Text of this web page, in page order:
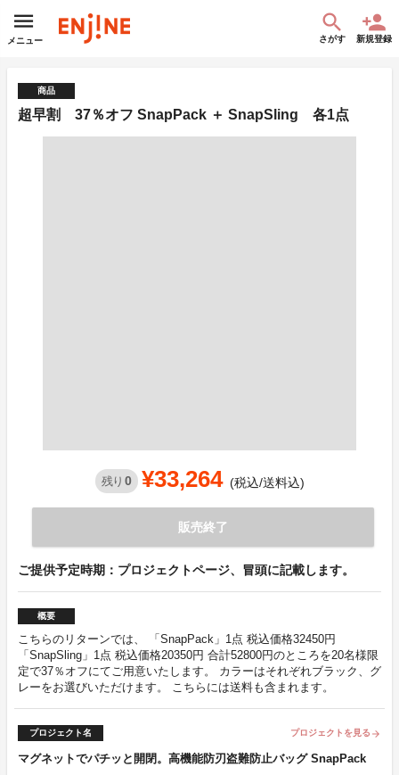
メニュー さがす 新規登録
商品
超早割 37％オフ SnapPack ＋ SnapSling 各1点
残り 0 ¥33,264 (税込/送料込)
販売終了
ご提供予定時期：プロジェクトページ、冒頭に記載します。
概要
こちらのリターンでは、 「SnapPack」1点 税込価格32450円
「SnapSling」1点 税込価格20350円 合計52800円のところを20名様限
定で37％オフにてご用意いたします。 カラーはそれぞれブラック、グ
レーをお選びいただけます。 こちらには送料も含まれます。
プロジェクト名 プロジェクトを見る arrow_forward
マグネットでパチッと開閉。高機能防刃盗難防止バッグ SnapPack